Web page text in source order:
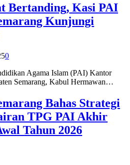
Bertanding, Kasi PAI
Kunjungi
0
Agama Islam (PAI) Kantor
Semarang, Kabul Hermawan…
Bahas Strategi
TPG PAI Akhir
Tahun 2026